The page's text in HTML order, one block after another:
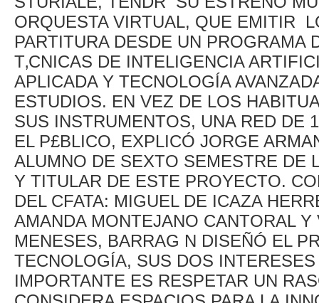
ORQUESTA VIRTUAL, QUE EMITIR
PARTITURA DESDE UN PROGRAMA
T‚CNICAS DE INTELIGENCIA
APLICADA Y TECNOLOGÍA
ESTUDIOS. EN VEZ DE LOS
SUS INSTRUMENTOS, UNA RED DE
EL P£BLICO, EXPLICÓ JORGE
ALUMNO DE SEXTO SEMESTRE DE
Y TITULAR DE ESTE PROYECTO.
DEL CFATA: MIGUEL DE ICAZA
AMANDA MONTEJANO CANTORAL
MENESES, BARRAG N DISEÑÓ EL
TECNOLOGÍA, SUS DOS
IMPORTANTE ES RESPETAR UN